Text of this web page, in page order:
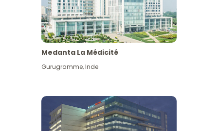
Medanta La Médicité
Gurugramme,Inde